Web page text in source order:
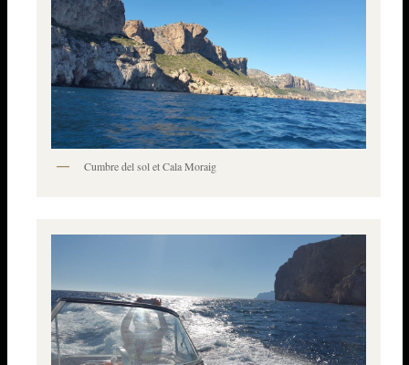
Cumbre del sol et Cala Moraig